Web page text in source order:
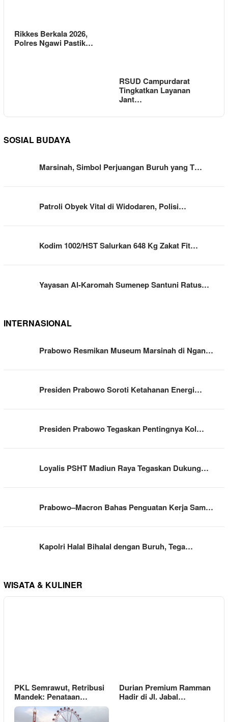
Rikkes Berkala 2026,
Polres Ngawi Pastik…
RSUD Campurdarat
Tingkatkan Layanan
Jant…
SOSIAL BUDAYA
Marsinah, Simbol Perjuangan Buruh yang T…
Patroli Obyek Vital di Widodaren, Polisi…
Kodim 1002/HST Salurkan 648 Kg Zakat Fit…
Yayasan Al-Karomah Sumenep Santuni Ratus…
INTERNASIONAL
Prabowo Resmikan Museum Marsinah di Ngan…
Presiden Prabowo Soroti Ketahanan Energi…
Presiden Prabowo Tegaskan Pentingnya Kol…
Loyalis PSHT Madiun Raya Tegaskan Dukung…
Prabowo–Macron Bahas Penguatan Kerja Sam…
Kapolri Halal Bihalal dengan Buruh, Tega…
WISATA & KULINER
PKL Semrawut, Retribusi
Mandek: Penataan…
Durian Premium Ramman
Hadir di Jl. Jabal…